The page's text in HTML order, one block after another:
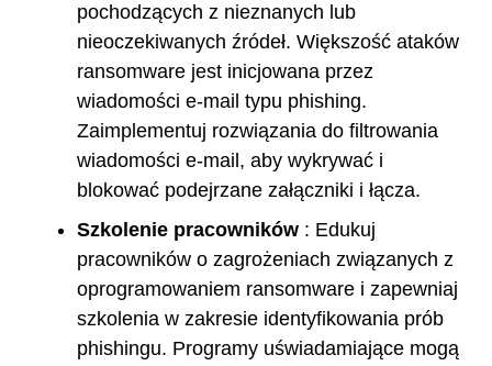
pochodzących z nieznanych lub
nieoczekiwanych źródeł. Większość ataków
ransomware jest inicjowana przez
wiadomości e-mail typu phishing.
Zaimplementuj rozwiązania do filtrowania
wiadomości e-mail, aby wykrywać i
blokować podejrzane załączniki i łącza.
Szkolenie pracowników : Edukuj
pracowników o zagrożeniach związanych z
oprogramowaniem ransomware i zapewniaj
szkolenia w zakresie identyfikowania prób
phishingu. Programy uświadamiające mogą